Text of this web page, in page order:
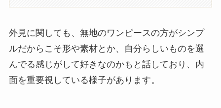
外見に関しても、無地のワンピースの方がシンプ
ルだからこそ形や素材とか、自分らしいものを選
んでる感じがして好きなのかもと話しており、内
面を重要視している様子があります。